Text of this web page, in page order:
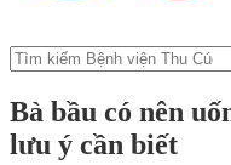
Bà bầu có nên
lưu ý cần biết